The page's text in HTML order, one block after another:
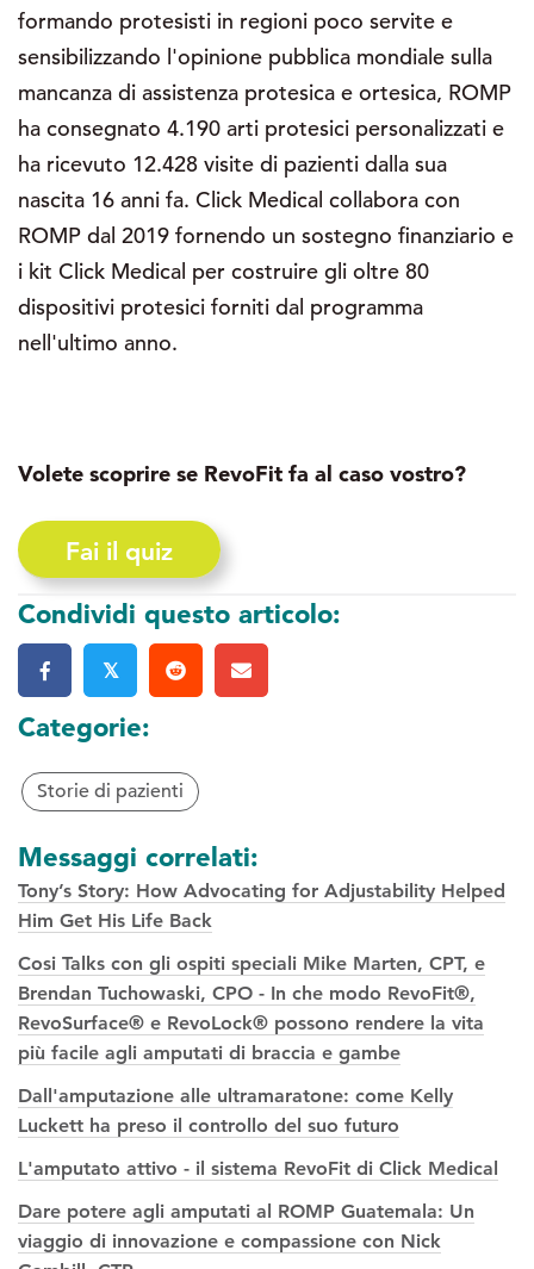
formando protesisti in regioni poco servite e
sensibilizzando l'opinione pubblica mondiale sulla
mancanza di assistenza protesica e ortesica, ROMP
ha consegnato 4.190 arti protesici personalizzati e
ha ricevuto 12.428 visite di pazienti dalla sua
nascita 16 anni fa. Click Medical collabora con
ROMP dal 2019 fornendo un sostegno finanziario e
i kit Click Medical per costruire gli oltre 80
dispositivi protesici forniti dal programma
nell'ultimo anno.
Volete scoprire se RevoFit fa al caso vostro?
Fai il quiz
Condividi questo articolo:
𝕏
Categorie:
Storie di pazienti
Messaggi correlati:
Tony’s Story: How Advocating for Adjustability Helped
Him Get His Life Back
Cosi Talks con gli ospiti speciali Mike Marten, CPT, e
Brendan Tuchowaski, CPO - In che modo RevoFit®,
RevoSurface® e RevoLock® possono rendere la vita
più facile agli amputati di braccia e gambe
Dall'amputazione alle ultramaratone: come Kelly
Luckett ha preso il controllo del suo futuro
L'amputato attivo - il sistema RevoFit di Click Medical
Dare potere agli amputati al ROMP Guatemala: Un
viaggio di innovazione e compassione con Nick